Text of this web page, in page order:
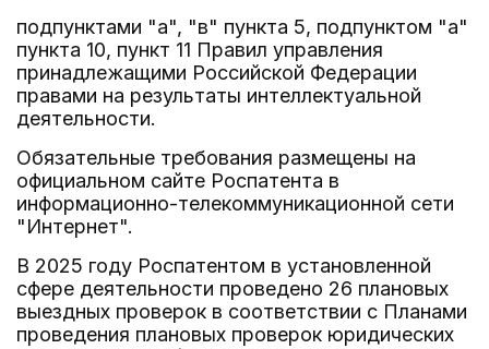
подпунктами "а", "в" пункта 5, подпунктом "а"
пункта 10, пункт 11 Правил управления
принадлежащими Российской Федерации
правами на результаты интеллектуальной
деятельности.
Обязательные требования размещены на
официальном сайте Роспатента в
информационно-телекоммуникационной сети
"Интернет".
В 2025 году Роспатентом в установленной
сфере деятельности проведено 26 плановых
выездных проверок в соответствии с Планами
проведения плановых проверок юридических